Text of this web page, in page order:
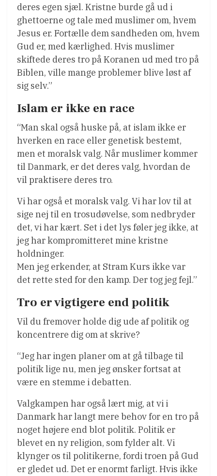
deres egen sjæl. Kristne burde gå ud i
ghettoerne og tale med muslimer om, hvem
Jesus er. Fortælle dem sandheden om, hvem
Gud er, med kærlighed. Hvis muslimer
skiftede deres tro på Koranen ud med tro på
Biblen, ville mange problemer blive løst af
sig selv.”
Islam er ikke en race
“Man skal også huske på, at islam ikke er
hverken en race eller genetisk bestemt,
men et moralsk valg. Når muslimer kommer
til Danmark, er det deres valg, hvordan de
vil praktisere deres tro.
Vi har også et moralsk valg. Vi har lov til at
sige nej til en trosudøvelse, som nedbryder
det, vi har kært. Set i det lys føler jeg ikke, at
jeg har kompromitteret mine kristne
holdninger.
Men jeg erkender, at Stram Kurs ikke var
det rette sted for den kamp. Der tog jeg fejl.”
Tro er vigtigere end politik
Vil du fremover holde dig ude af politik og
koncentrere dig om at skrive?
“Jeg har ingen planer om at gå tilbage til
politik lige nu, men jeg ønsker fortsat at
være en stemme i debatten.
Valgkampen har også lært mig, at vi i
Danmark har langt mere behov for en tro på
noget højere end blot politik. Politik er
blevet en ny religion, som fylder alt. Vi
klynger os til politikerne, fordi troen på Gud
er gledet ud. Det er enormt farligt. Hvis ikke